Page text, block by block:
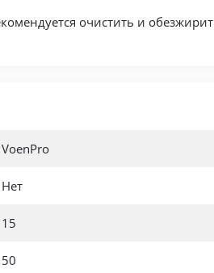
очистить и
VoenPro
Нет
15
50